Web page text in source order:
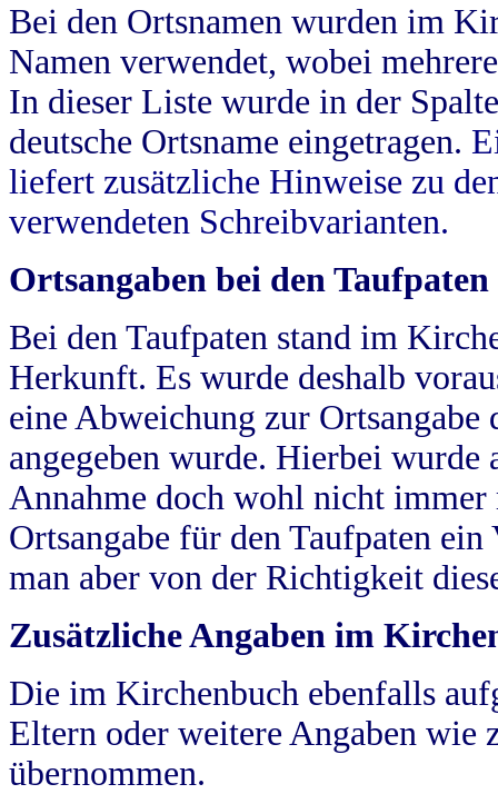
Bei den Ortsnamen wurden im
Namen verwendet, wobei
In dieser Liste wurde in der
deutsche Ortsname eingetragen.
liefert zusätzliche Hinweise zu
verwendeten Schreibvarianten.
Ortsangaben bei den Taufpaten
Bei den Taufpaten stand im
Herkunft. Es wurde deshalb
eine Abweichung zur
angegeben wurde. Hierbei wurde
Annahme doch wohl nicht
Ortsangabe für den Taufpaten
man aber von der Richtigkeit
Zusätzliche Angaben im
Die im Kirchenbuch ebenfalls
Eltern oder weitere Angaben wie
übernommen.